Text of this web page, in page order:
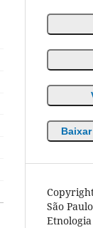
São
Etnologia